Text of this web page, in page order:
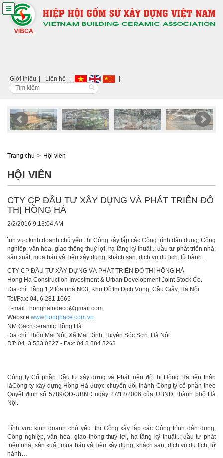
Giới thiệu Liên hệ
Trang chủ Hội viên
HỘI VIÊN
CTY CP ĐẦU TƯ XÂY DỰNG VÀ PHÁT TRIỂN ĐÔ
THỊ HỒNG HÀ
2/2/2016 9:13:04 AM
ĩnh vực kinh doanh chủ yếu: thi Công xây lắp các Công trình dân dụng, Công
nghiệp, văn hóa, giao thông thuỷ lợi, hạ tầng kỹ thuật..; đầu tư phát triển nhà;
sản xuất, mua bán vật liệu xây dựng; khách sạn, dịch vụ du lịch, lữ hành…
CTY CP ĐẦU TƯ XÂY DỰNG VÀ PHÁT TRIỂN ĐÔ THỊ HỒNG HÀ
Hong Ha Construction Investment & Urban Development Joint Stock Co.
Địa chỉ: Tầng 1,2 tòa nhà N03, Khu Đô thị Dịch Vọng, Cầu Giấy, Hà Nội
Tel/Fax: 04. 6 281 1665
E-mail : honghaindeco@gmail.com
Website www.honghace.com.vn
NM Gạch ceramic Hồng Hà
Địa chỉ: Thôn Mai Nội, Xã Mai Đình, Huyện Sóc Sơn, Hà Nội
ĐT: 04. 3 583 0227 - Fax: 04 3 884 3263
Công ty Cổ phần Đầu tư xây dựng và Phát triển đô thị Hồng Hà tiền thân
làCông ty xây dựng Hồng Hà được chuyển đổi thành Công ty cổ phần theo
Quyết định số 5789/QĐ-UBND ngày 27/12/2006 của UBND Thành phố Hà
Nội.
Lĩnh vực kinh doanh chủ yếu: thi Công xây lắp các Công trình dân dụng,
Công nghiệp, văn hóa, giao thông thuỷ lợi, hạ tầng kỹ thuật..; đầu tư phát
triển nhà; sản xuất, mua bán vật liệu xây dựng; khách sạn, dịch vụ du lịch, lữ
hành…